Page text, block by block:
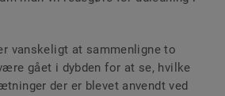
vanskeligt at sammenligne to
gået i dybden for at se, hvilke
der er blevet anvendt ved